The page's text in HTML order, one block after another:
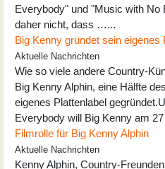
Everybody" und "Music with No
daher nicht, dass …...
Big Kenny gründet sein eigenes
Aktuelle Nachrichten
Wie so viele andere Country-
Big Kenny Alphin, eine Hälfte
eigenes Plattenlabel
Everybody will Big Kenny am
Filmrolle für Big Kenny Alphin
Aktuelle Nachrichten
Kenny Alphin, Country-